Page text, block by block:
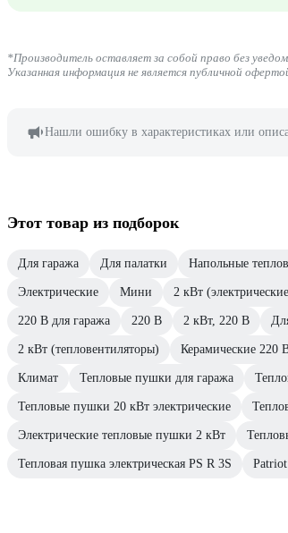
*Производитель оставляет за собой право без
Указанная информация не является публичной
Нашли ошибку в характеристиках или
Этот товар из подборок
Для гаража Для палатки Напольные
Электрические Мини 2 кВт
220 В для гаража 220 В 2 кВт, 220 В
2 кВт (тепловентиляторы) Керамические 220
Климат Тепловые пушки для гаража
Тепловые пушки 20 кВт электрические
Электрические тепловые пушки 2 кВт
Тепловая пушка электрическая PS R 3S